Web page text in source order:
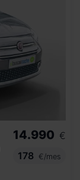
14.990 €
178
€/mes